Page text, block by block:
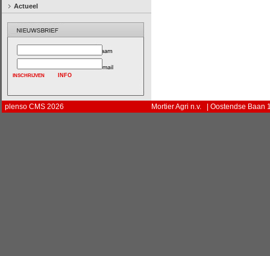
Actueel
INFO
plenso CMS 2026 Mortier Agri n.v. | Oostendse